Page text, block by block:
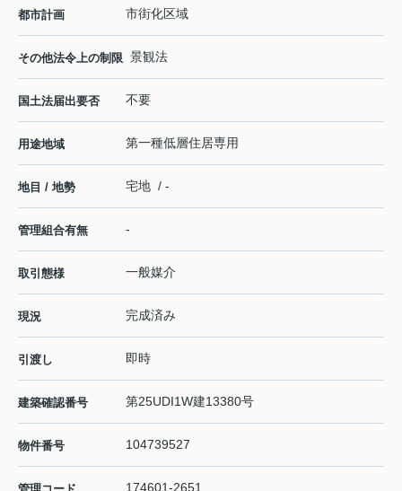
都市計画 市街化区域
その他法令上の制限 景観法
国土法届出要否 不要
用途地域 第一種低層住居専用
地目 / 地勢 宅地 / -
管理組合有無 -
取引態様 一般媒介
現況 完成済み
引渡し 即時
建築確認番号 第25UDI1W建13380号
物件番号 104739527
174601-2651